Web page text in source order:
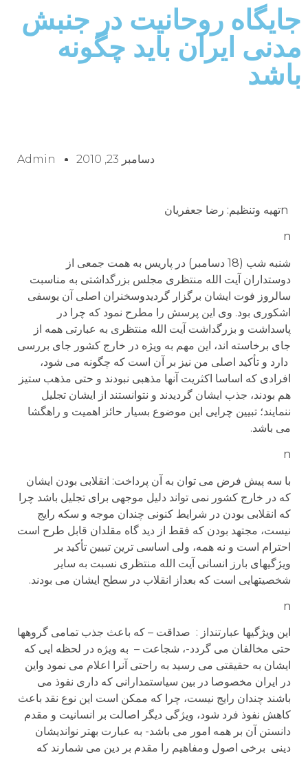
جایگاه روحانیت در جنبش
مدنی ایران باید چگونه
باشد
دسامبر 23, 2010 Admin
n
شنبه شب (18 دسامبر) در پاریس به همت جمعی از
دوستداران آیت الله منتظری مجلس بزرگداشتی به مناسبت
سالروز فوت ایشان برگزار گردیدوسخنران اصلی آن یوسفی
اشکوری بود. وی این پرسش را مطرح نمود که چرا در
پاسداشت و بزرگداشت آیت الله منتظری به عبارتی همه از
جای برخاسته اند، این مهم به ویژه در خارج کشور جای بررسی
دارد و تأکید اصلی من نیز بر آن است که چگونه می شود،
افرادی که اساسا اکثریت آنها مذهبی نبودند و حتی مذهب ستیز
هم بودند، جذب ایشان گردیدند و نتوانستند از ایشان تجلیل
ننمایند؛ تبیین چرایی این موضوع بسیار حائز اهمیت و راهگشا
می باشد.
n
با سه پیش فرض می توان به آن پرداخت: انقلابی بودن ایشان
که در خارج کشور نمی تواند دلیل موجهی برای تجلیل باشد چرا
که انقلابی بودن در شرایط کنونی چندان موجه و سکه رایج
نیست، مجتهد بودن که فقط از دید گاه مقلدان قابل طرح است
احترام است و نه همه، ولی اساسی ترین تبیین تأکید بر
ویژگیهای بارز انسانی آیت الله منتظری نسبت به سایر
شخصیتهایی است که بعداز انقلاب در سطح ایشان می بودند.
n
این ویژگیها عبارتنداز : صداقت – که باعث جذب تمامی گروهها
حتی مخالفان می گردد-، شجاعت – به ویژه در لحظه ایی که
ایشان به حقیقتی می رسید به راحتی آنرا اعلام می نمود واین
در ایران مخصوصا در بین سیاستمدارانی که داری نفوذ می
باشند چندان رایج نیست، چرا که ممکن است این نوع نقد باعث
کاهش نفوذ فرد شود، ویژگی دیگر اصالت بر انسانیت و مقدم
دانستن آن بر همه امور می باشد- به عبارت بهتر نواندیشان
دینی برخی اصول ومفاهیم را مقدم بر دین می شمارند که